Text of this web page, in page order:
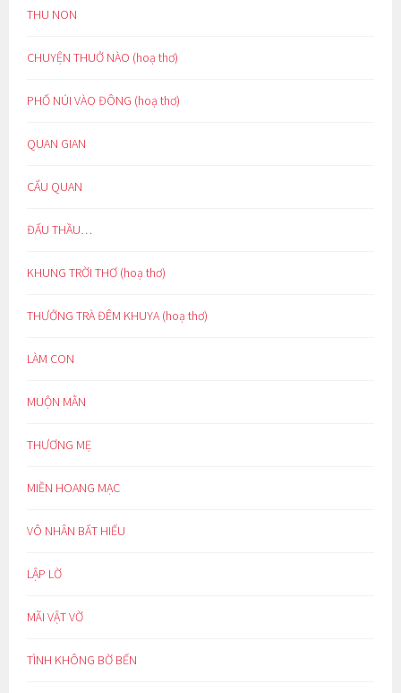
THU NON
CHUYỆN THUỞ NÀO (hoạ thơ)
PHỐ NÚI VÀO ĐÔNG (hoạ thơ)
QUAN GIAN
CẨU QUAN
ĐẤU THẦU…
KHUNG TRỜI THƠ (hoạ thơ)
THƯỞNG TRÀ ĐÊM KHUYA (hoạ thơ)
LÀM CON
MUỘN MẰN
THƯƠNG MẸ
MIỀN HOANG MẠC
VÔ NHÂN BẤT HIẾU
LẬP LỜ
MÃI VẬT VỜ
TÌNH KHÔNG BỜ BẾN